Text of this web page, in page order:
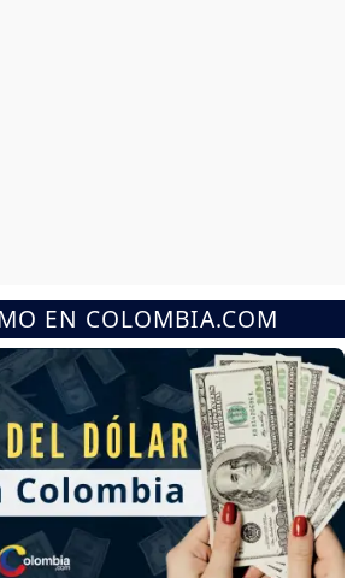
EN COLOMBIA.COM